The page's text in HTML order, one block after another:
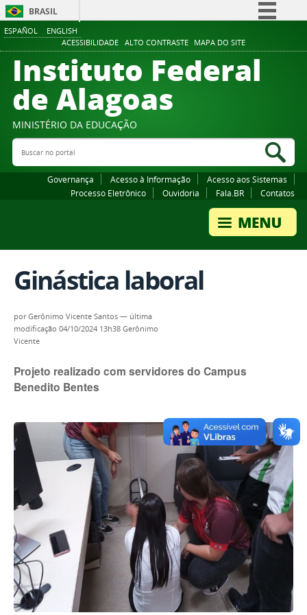
ESPAÑOL ENGLISH
ACESSIBILIDADE ALTO CONTRASTE MAPA DO SITE
BRASIL
Comunica BR
Participe
Canais
Instituto Federal
de Alagoas
MINISTÉRIO DA EDUCAÇÃO
Buscar no portal
Governança Acesso à Informação
Acesso aos Sistemas
Processo Eletrônico
Ouvidoria Fala.BR Contatos
Ginástica laboral
porGerônimo Vicente Santos — última
modificação 04/10/2024 13h38 Gerônimo
Vicente
Projeto realizado com servidores do Campus
Benedito Bentes